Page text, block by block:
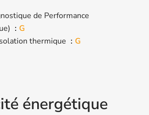
de Performance
G
thermique
G
énergétique